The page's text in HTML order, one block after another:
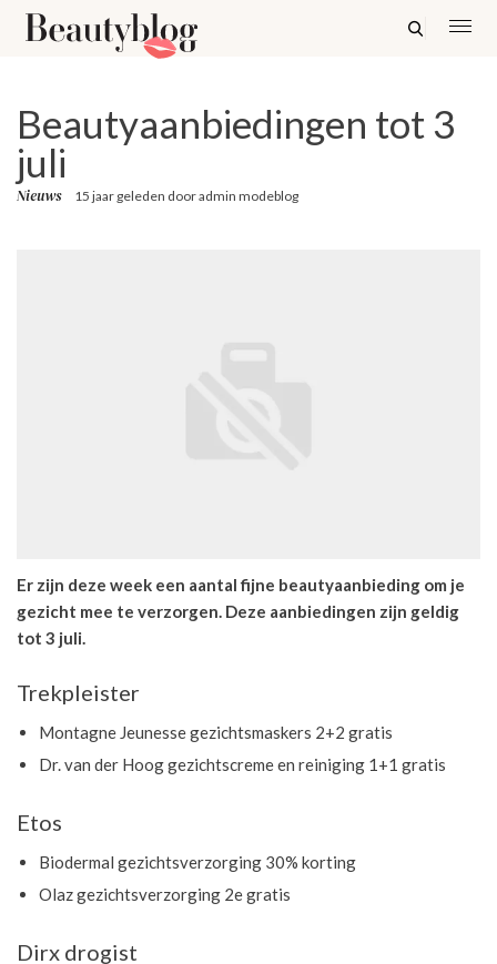
Beautyaanbiedingen tot 3
juli
Nieuws 15 jaar geleden dooradmin modeblog
Er zijn deze week een aantal fijne beautyaanbieding om je
gezicht mee te verzorgen. Deze aanbiedingen zijn geldig
tot 3 juli.
Trekpleister
Montagne Jeunesse gezichtsmaskers 2+2 gratis
Dr. van der Hoog gezichtscreme en reiniging 1+1 gratis
Etos
Biodermal gezichtsverzorging 30% korting
Olaz gezichtsverzorging 2e gratis
Dirx drogist